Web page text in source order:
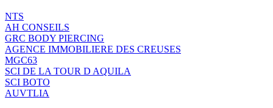
NTS
AH CONSEILS
GRC BODY PIERCING
AGENCE IMMOBILIERE DES CREUSES
MGC63
SCI DE LA TOUR D AQUILA
SCI BOTO
AUVTLIA